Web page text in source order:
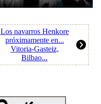
Los navarros Henkore
próximamente en...
Vitoria-Gasteiz,
Bilbao...